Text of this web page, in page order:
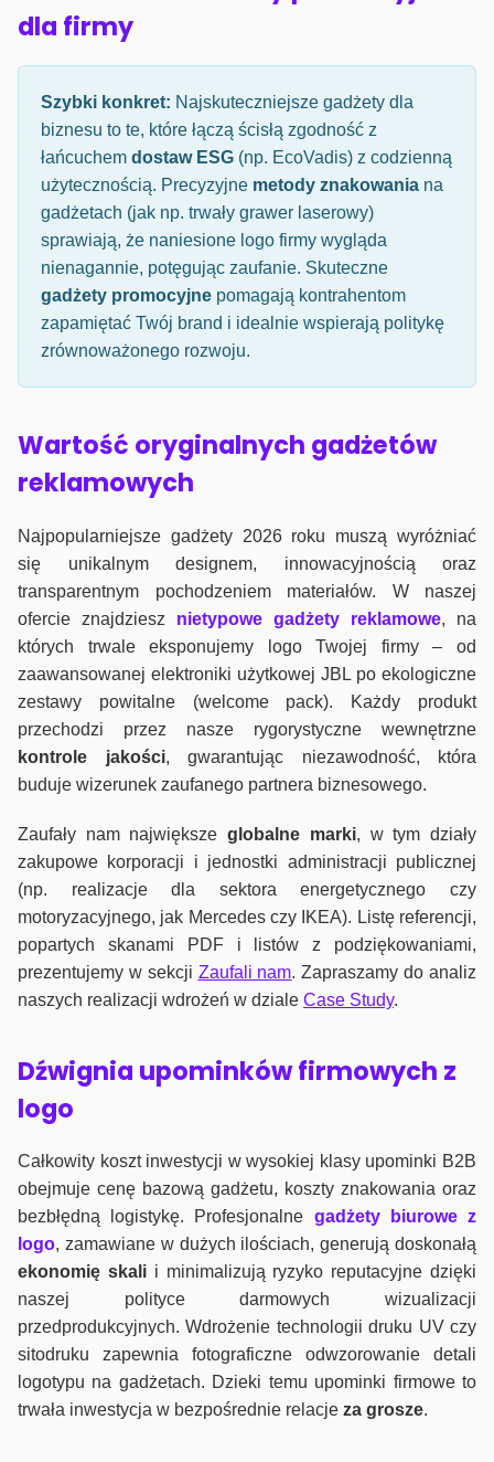
dla firmy
Szybki konkret: Najskuteczniejsze gadżety dla
biznesu to te, które łączą ścisłą zgodność z
łańcuchem dostaw ESG (np. EcoVadis) z codzienną
użytecznością. Precyzyjne metody znakowania na
gadżetach (jak np. trwały grawer laserowy)
sprawiają, że naniesione logo firmy wygląda
nienagannie, potęgując zaufanie. Skuteczne
gadżety promocyjne pomagają kontrahentom
zapamiętać Twój brand i idealnie wspierają politykę
zrównoważonego rozwoju.
Wartość oryginalnych gadżetów
reklamowych
Najpopularniejsze gadżety 2026 roku muszą wyróżniać
się unikalnym designem, innowacyjnością oraz
transparentnym pochodzeniem materiałów. W naszej
ofercie znajdziesz nietypowe gadżety reklamowe, na
których trwale eksponujemy logo Twojej firmy – od
zaawansowanej elektroniki użytkowej JBL po ekologiczne
zestawy powitalne (welcome pack). Każdy produkt
przechodzi przez nasze rygorystyczne wewnętrzne
kontrole jakości, gwarantując niezawodność, która
buduje wizerunek zaufanego partnera biznesowego.
Zaufały nam największeglobalne marki, w tym działy
zakupowe korporacji i jednostki administracji publicznej
(np. realizacje dla sektora energetycznego czy
motoryzacyjnego, jak Mercedes czy IKEA). Listę referencji,
popartych skanami PDF i listów z podziękowaniami,
prezentujemy w sekcji Zaufali nam. Zapraszamy do analiz
naszych realizacji wdrożeń w dziale Case Study.
Dźwignia upominków firmowych z
logo
Całkowity koszt inwestycji w wysokiej klasy upominki B2B
obejmuje cenę bazową gadżetu, koszty znakowania oraz
bezbłędną logistykę. Profesjonalne gadżety biurowe z
logo, zamawiane w dużych ilościach, generują doskonałą
ekonomię skalii minimalizują ryzyko reputacyjne dzięki
naszej polityce darmowych wizualizacji
przedprodukcyjnych. Wdrożenie technologii druku UV czy
sitodruku zapewnia fotograficzne odwzorowanie detali
logotypu na gadżetach. Dzieki temu upominki firmowe to
trwała inwestycja w bezpośrednie relacje za grosze.